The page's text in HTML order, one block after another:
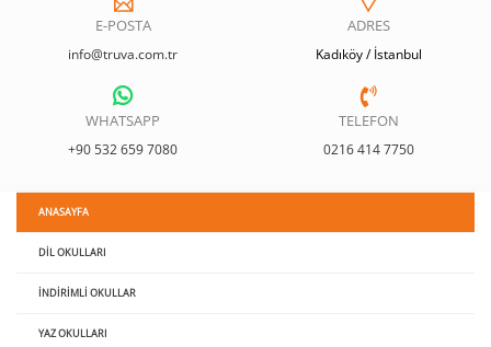
ADRES
Kadıköy / İstanbul
E-POSTA
info@truva.com.tr
TELEFON
0216 414 7750
WHATSAPP
+90 532 659 7080
ANASAYFA
DIL OKULLARI
İNDIRIMLI OKULLAR
YAZ OKULLARI